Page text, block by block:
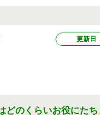
更新日
どのくらいお役にたち